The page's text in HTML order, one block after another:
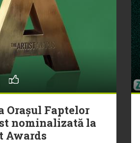
Orașul Faptelor
nominalizată la
Awards